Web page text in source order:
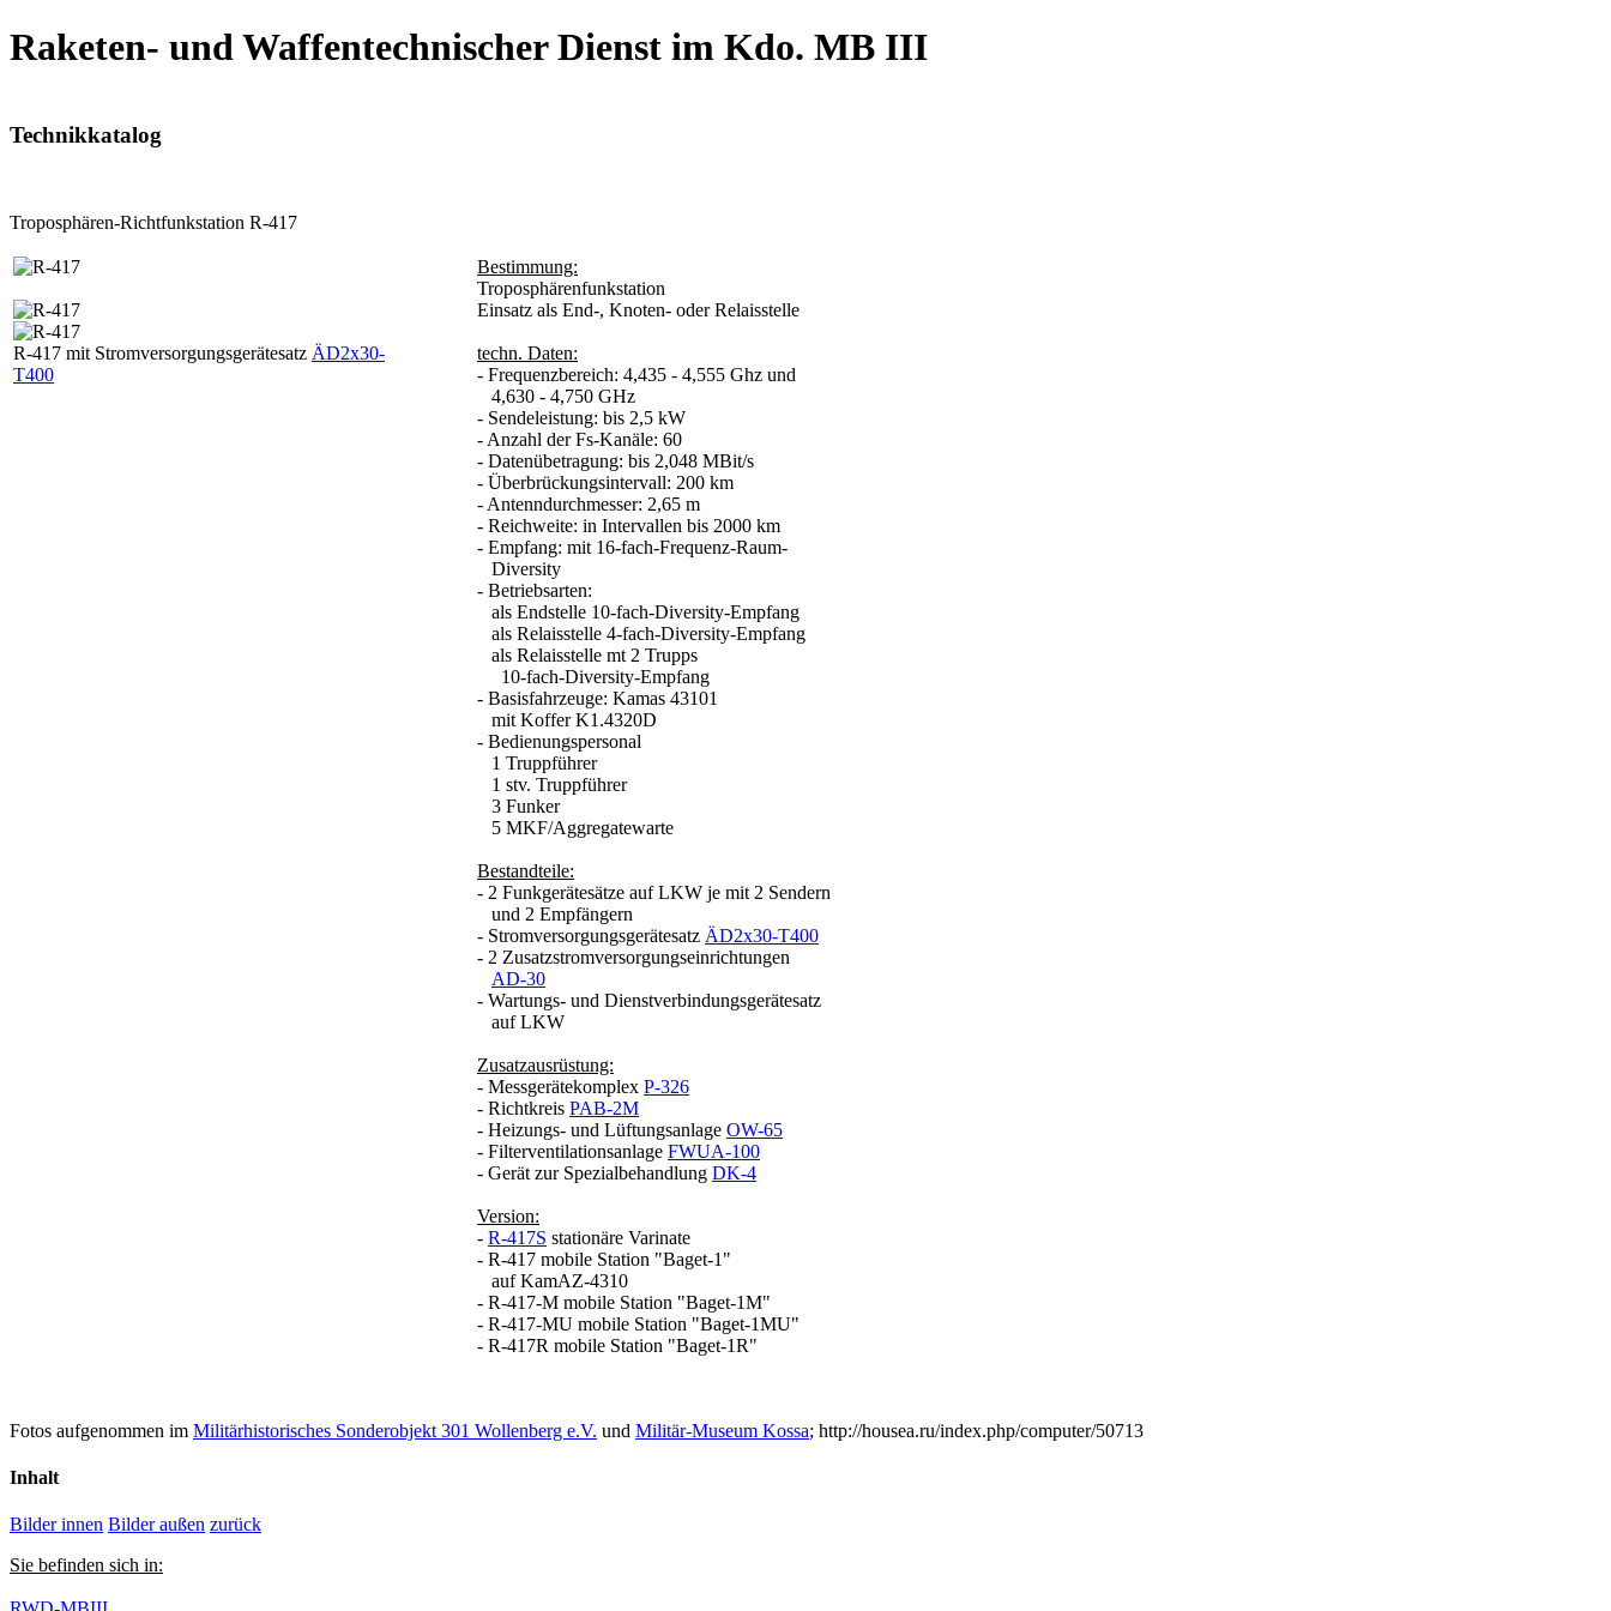
Raketen- und Waffentechnischer Dienst im Kdo. MB III
Technikkatalog
Troposphären-Richtfunkstation R-417
R-417 mit Stromversorgungsgerätesatz ÄD2x30-
T400
Bestimmung:
Troposphärenfunkstation
Einsatz als End-, Knoten- oder Relaisstelle
techn. Daten:
- Frequenzbereich: 4,435 - 4,555 Ghz und
4,630 - 4,750 GHz
- Sendeleistung: bis 2,5 kW
- Anzahl der Fs-Kanäle: 60
- Datenübetragung: bis 2,048 MBit/s
- Überbrückungsintervall: 200 km
- Antenndurchmesser: 2,65 m
- Reichweite: in Intervallen bis 2000 km
- Empfang: mit 16-fach-Frequenz-Raum-
Diversity
- Betriebsarten:
als Endstelle 10-fach-Diversity-Empfang
als Relaisstelle 4-fach-Diversity-Empfang
als Relaisstelle mt 2 Trupps
10-fach-Diversity-Empfang
- Basisfahrzeuge: Kamas 43101
mit Koffer K1.4320D
- Bedienungspersonal
1 Truppführer
1 stv. Truppführer
3 Funker
5 MKF/Aggregatewarte
Bestandteile:
- 2 Funkgerätesätze auf LKW je mit 2 Sendern
und 2 Empfängern
- Stromversorgungsgerätesatz ÄD2x30-T400
- 2 Zusatzstromversorgungseinrichtungen
AD-30
- Wartungs- und Dienstverbindungsgerätesatz
auf LKW
Zusatzausrüstung:
- Messgerätekomplex P-326
- Richtkreis PAB-2M
- Heizungs- und Lüftungsanlage OW-65
- Filterventilationsanlage FWUA-100
- Gerät zur Spezialbehandlung DK-4
Version:
- R-417S stationäre Varinate
- R-417 mobile Station "Baget-1"
auf KamAZ-4310
- R-417-M mobile Station "Baget-1M"
- R-417-MU mobile Station "Baget-1MU"
- R-417R mobile Station "Baget-1R"
Fotos aufgenommen im Militärhistorisches Sonderobjekt 301 Wollenberg e.V. und Militär-Museum Kossa; http://housea.ru/index.php/computer/50713
Inhalt
Bilder innen Bilder außen zurück
Sie befinden sich in: